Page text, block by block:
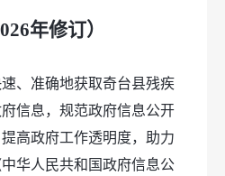
年修订）
、准确地获取奇台县残疾
信息，规范政府信息公开
高政府工作透明度，助力
华人民共和国政府信息公